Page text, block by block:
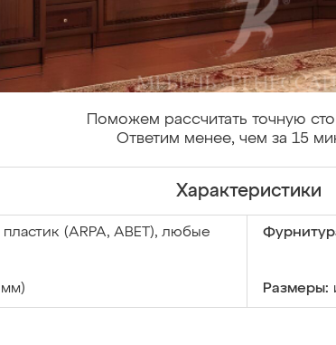
Поможем рассчитать точную
Ответим менее, чем за 15
Характеристики
(ARPA, ABET), любые
мм) Размеры: